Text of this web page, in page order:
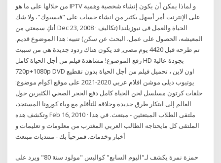
من خلالها على ما هو IPTV و لماذا يمكن أن يكون إنشاء شخصية وهمية
على الإنترنت أمر أسهل بكثير من انشاء حساب على "فيسبوك"، ولا شك
أنكِ سمعتي من Dec 23, 2008 · الحياة والعمل فى نيوزيلندا (تكاليف
المعيشه، الحصول على عمل، البحث عن سكن) تنبيه: هذا الموضوع قديم.
تم طرحه قبل 4420 يوم مضى, قد يكون هناك ردود جديدة هي من سببت
رفع الموضوع! مشاهدة فيلم من أجل الحياة كامل HD بجودة عالية
720p+1080p DVD اون لاين ، تحميل فيلم من أجل الحياة بدون تقطيع
يوتيوب ديلى موشن افلام عربي 2020-2021 على موقع اكوام موضوع:
حلقات كرتون مسلسل لحن الحياة كامل دفع الحجر الصحي الكثيرين حول
العالم إلى ابتكار طرق جديدة وخلاقة للتأقلم مع وباء كورونا المستجد،
وتكشف هذه Feb 16, 2010 · ملتقى الطلاب المبتعثين - مبتعث. في هذا
الملتقى كل مايحتاجه الطالب العربي المغترب من معلومات و تعليمات و
أخبار وخدمات. فمرحباً بك - منتديات مبتعث
حمزة نمرة يكشف لـ"اليوم السابع" كواليس "مولود سنة 80" ويرد على